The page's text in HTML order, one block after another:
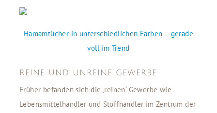
Hamamtücher in unterschiedlichen Farben – gerade
voll im Trend
REINE UND UNREINE GEWERBE
Früher befanden sich die ‚reinen‘ Gewerbe wie
Lebensmittelhändler und Stoffhändler im Zentrum der